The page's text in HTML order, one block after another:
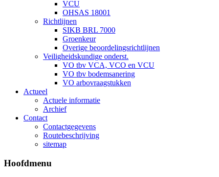
VCU
OHSAS 18001
Richtlijnen
SIKB BRL 7000
Groenkeur
Overige beoordelingsrichtlijnen
Veiligheidskundige onderst.
VO tbv VCA, VCO en VCU
VO tbv bodemsanering
VO arbovraagstukken
Actueel
Actuele informatie
Archief
Contact
Contactgegevens
Routebeschrijving
sitemap
Hoofdmenu